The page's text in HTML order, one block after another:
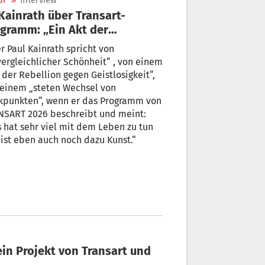
„Ein Akt der
gegen Geistlosigkeit“
Paul Kainrath spricht von
Schönheit“ , von einem
der Rebellion gegen Geistlosigkeit“,
„steten Wechsel von
wenn er das Programm von
2026 beschreibt und meint:
hat sehr viel mit dem Leben zu tun
eben auch noch dazu Kunst.“
Projekt von Transart und